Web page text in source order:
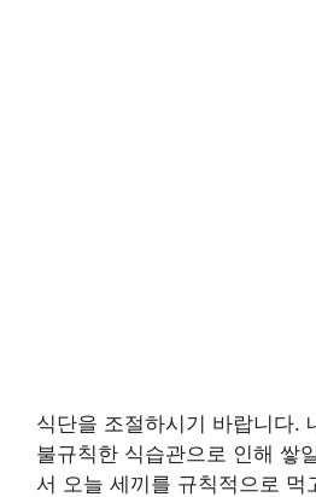
식단을 조절하시기 바랍니다.
불규칙한 식습관으로 인해 쌓
서 오늘 세끼를 규칙적으로 먹